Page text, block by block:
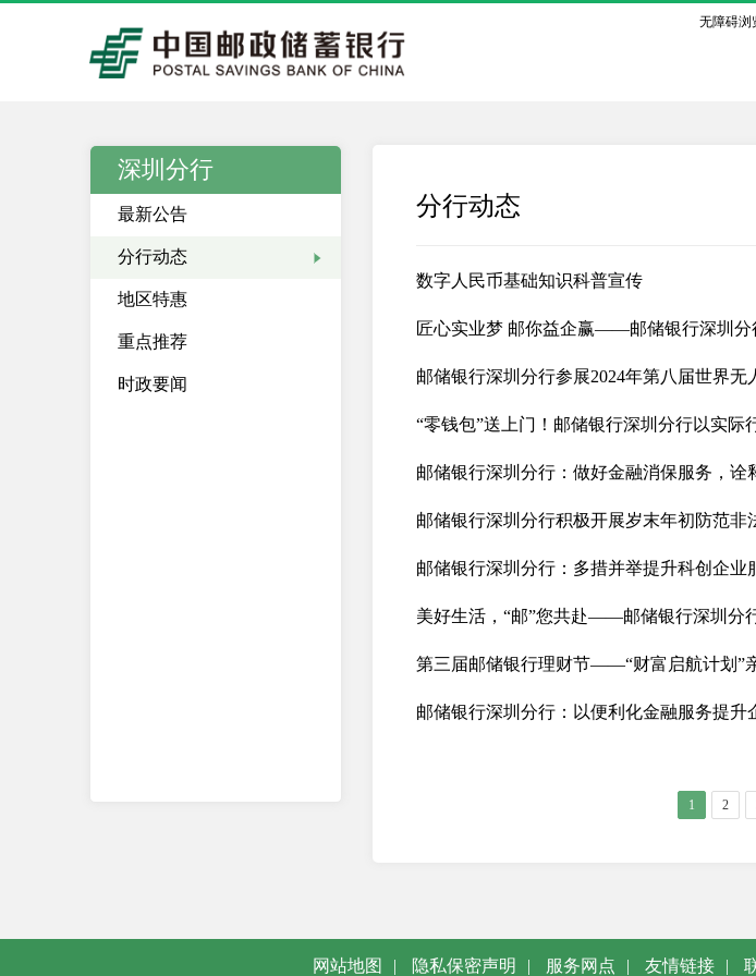
无障碍浏
深圳分行
最新公告
分行动态
地区特惠
重点推荐
时政要闻
分行动态
数字人民币基础知识科普宣传
匠心实业梦 邮你益企赢——邮储银行深圳分
邮储银行深圳分行参展2024年第八届世界
“零钱包”送上门！邮储银行深圳分行以实际
邮储银行深圳分行：做好金融消保服务，诠
邮储银行深圳分行积极开展岁末年初防范非
邮储银行深圳分行：多措并举提升科创企业
美好生活，“邮”您共赴——邮储银行深圳分
第三届邮储银行理财节——“财富启航计划”
邮储银行深圳分行：以便利化金融服务提升
1 2
网站地图 | 隐私保密声明 | 服务网点 | 友情链接 |